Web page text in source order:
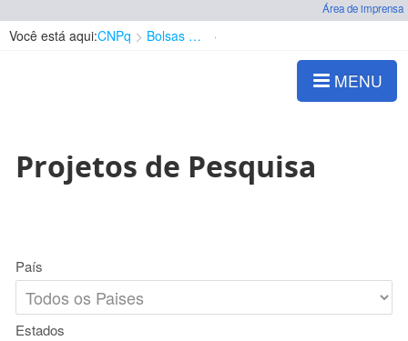
Área de imprensa
Você está aqui:CNPq Bolsas e Auxílios Vigentes
MENU
Projetos de Pesquisa
País
Estados